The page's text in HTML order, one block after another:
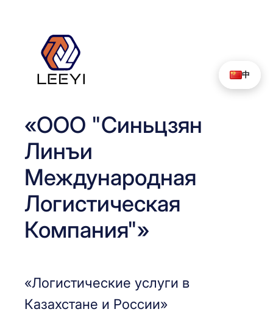
содержимому
«ООО "Синьцзян
Линъи
Международная
Логистическая
Компания"»
«Логистические услуги в
Казахстане и России»
中